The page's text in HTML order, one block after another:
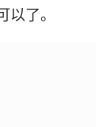
了。